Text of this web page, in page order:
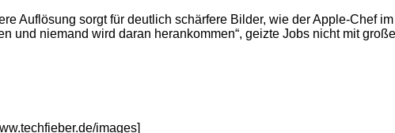
Auflösung sorgt für deutlich schärfere Bilder, wie der Apple-Chef im
und niemand wird daran herankommen“, geizte Jobs nicht mit
images]